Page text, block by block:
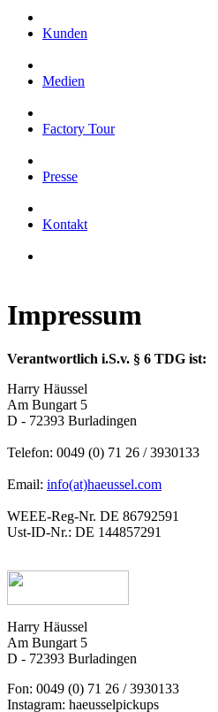
Kunden
Medien
Factory Tour
Presse
Kontakt
Impressum
Verantwortlich i.S.v. § 6 TDG ist:
Harry Häussel
Am Bungart 5
D - 72393 Burladingen
Telefon: 0049 (0) 71 26 / 3930133
Email: info(at)haeussel.com
WEEE-Reg-Nr. DE 86792591
Ust-ID-Nr.: DE 144857291
Harry Häussel
Am Bungart 5
D - 72393 Burladingen
Fon: 0049 (0) 71 26 / 3930133
Instagram: haeusselpickups